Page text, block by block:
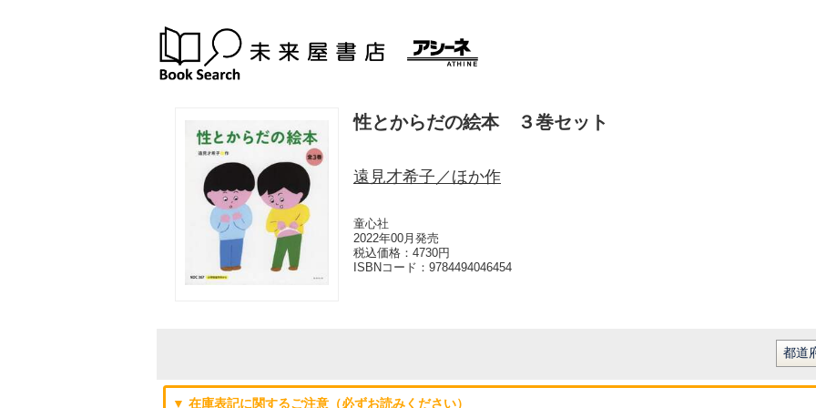
性とからだの絵本 ３巻セット
遠見才希子／ほか作
童心社
2022年00月発売
税込価格：4730円
ISBNコード： 9784494046454
▼ 在庫表記に関するご注意（必ずお読みください）